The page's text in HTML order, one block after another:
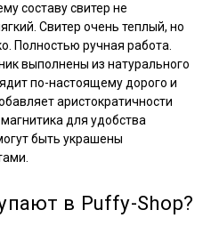
составу свитер не
Свитер очень теплый, но
Полностью ручная работа.
выполнены из натурального
по-настоящему дорого и
аристократичности
для удобства
быть украшены
в Puffy-Shop?